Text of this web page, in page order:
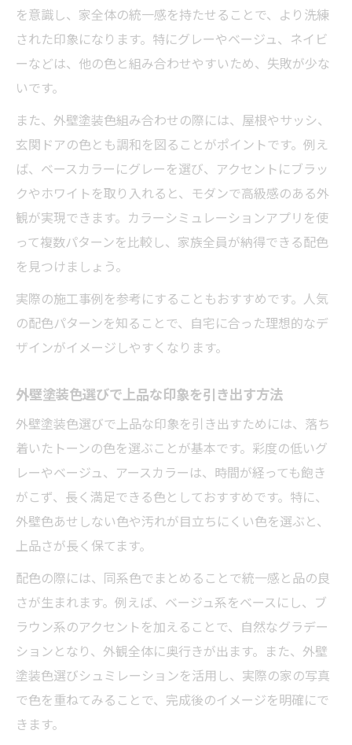
を意識し、家全体の統一感を持たせることで、より洗練
された印象になります。特にグレーやベージュ、ネイビ
ーなどは、他の色と組み合わせやすいため、失敗が少な
いです。
また、外壁塗装色組み合わせの際には、屋根やサッシ、
玄関ドアの色とも調和を図ることがポイントです。例え
ば、ベースカラーにグレーを選び、アクセントにブラッ
クやホワイトを取り入れると、モダンで高級感のある外
観が実現できます。カラーシミュレーションアプリを使
って複数パターンを比較し、家族全員が納得できる配色
を見つけましょう。
実際の施工事例を参考にすることもおすすめです。人気
の配色パターンを知ることで、自宅に合った理想的なデ
ザインがイメージしやすくなります。
外壁塗装色選びで上品な印象を引き出す方法
外壁塗装色選びで上品な印象を引き出すためには、落ち
着いたトーンの色を選ぶことが基本です。彩度の低いグ
レーやベージュ、アースカラーは、時間が経っても飽き
がこず、長く満足できる色としておすすめです。特に、
外壁色あせしない色や汚れが目立ちにくい色を選ぶと、
上品さが長く保てます。
配色の際には、同系色でまとめることで統一感と品の良
さが生まれます。例えば、ベージュ系をベースにし、ブ
ラウン系のアクセントを加えることで、自然なグラデー
ションとなり、外観全体に奥行きが出ます。また、外壁
塗装色選びシュミレーションを活用し、実際の家の写真
で色を重ねてみることで、完成後のイメージを明確にで
きます。